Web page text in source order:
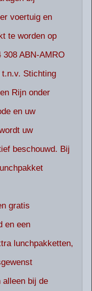
voertuig en
te worden op
308 ABN-AMRO
t.n.v. Stichting
Rijn onder
en uw
uw
beschouwd. Bij
gratis
en een
lunchpakketten,
alleen bij de